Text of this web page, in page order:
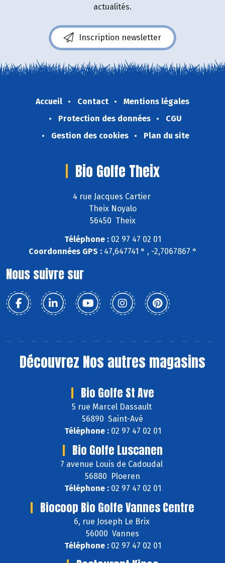
actualités.
Inscription newsletter
Accueil Contact
Mentions légales
Protection des données
CGU
Gestion des cookies
Plan du site
Bio Golfe Theix
4 rue Jacques Cartier
Theix Noyalo
56450 Theix
Téléphone :02 97 47 02 01
Coordonnées GPS :47,647741 ° , -2,7067867 °
Nous suivre sur
Découvrez Nos autres magasins
Bio Golfe St Ave
5 rue Marcel Dassault
56890 Saint-Avé
Téléphone :02 97 47 02 01
Bio Golfe Luscanen
7 avenue Louis de Cadoudal
56880 Ploeren
Téléphone :02 97 47 02 01
Biocoop Bio Golfe Vannes Centre
6, rue Joseph Le Brix
56000 Vannes
Téléphone :02 97 47 02 01